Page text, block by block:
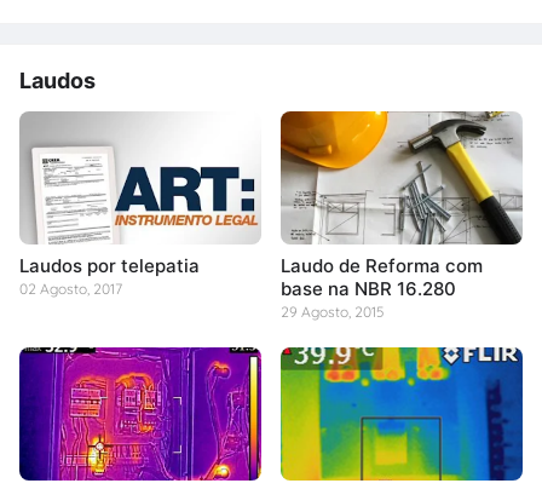
Laudos
Laudos por telepatia
02 Agosto, 2017
Laudo de Reforma com
base na NBR 16.280
29 Agosto, 2015